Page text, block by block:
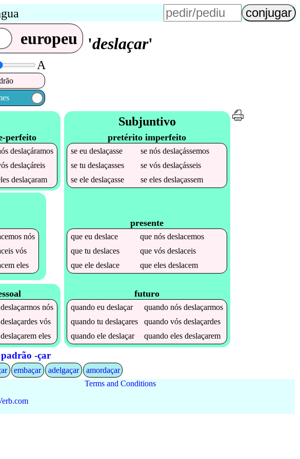
europeu 'deslaçar'
A
perfeito
deslaçáramos
deslaçáreis
deslaçaram
nós
vós
eles
deslaçarmos nós
deslaçardes vós
deslaçarem eles
Subjuntivo
pretérito imperfeito
seeudeslaçasse senósdeslaçássemos
setudeslaçasses sevósdeslaçásseis
seeledeslaçasse seelesdeslaçassem
presente
queeudeslace quenósdeslacemos
quetudeslaces quevósdeslaceis
queeledeslace queelesdeslacem
futuro
quandoeudeslaçar quandonósdeslaçarmos
quandotudeslaçares quandovósdeslaçardes
quandoeledeslaçar quandoelesdeslaçarem
-çar
embaçar adelgaçar
amordaçar
Terms and Conditions
.com